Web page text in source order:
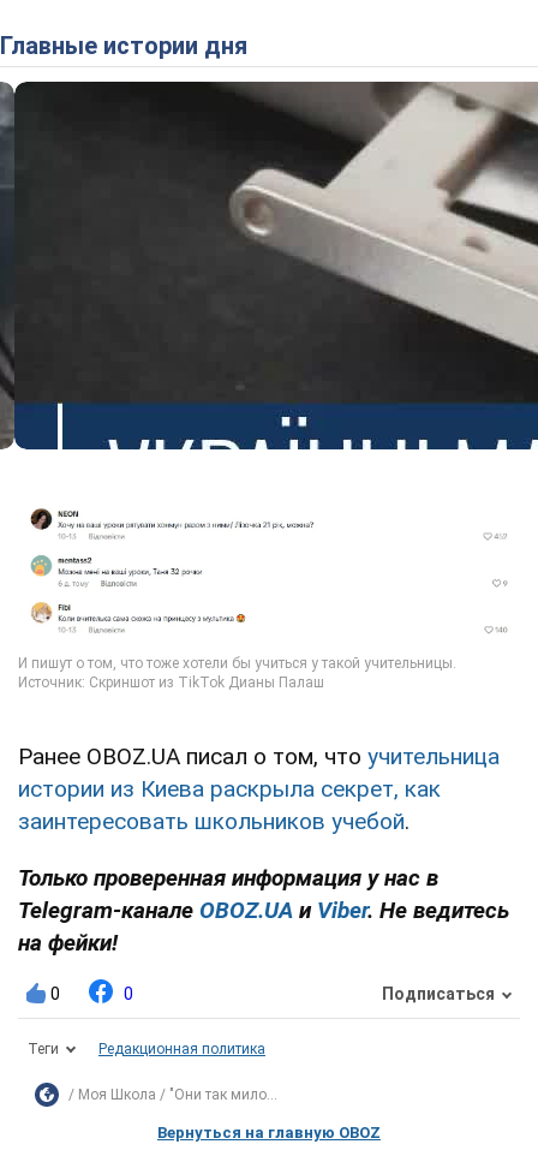
Главные истории дня
Ранее OBOZ.UA писал о том, что учительница
истории из Киева раскрыла секрет, как
заинтересовать школьников учебой.
Только проверенная информация у нас в
Telegram-канале OBOZ.UA и Viber. Не ведитесь
на фейки!
0 0 Подписаться
Теги Редакционная политика
Моя Школа "Они так мило...
Вернуться на главную OBOZ